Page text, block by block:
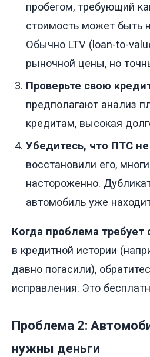
пробегом, требующий
стоимость может быть
Обычно LTV (loan-to-
рыночной цены, но
Проверьте свою
предполагают анализ
кредитам, высокая
Убедитесь, что ПТС
восстановили его,
настороженно.
автомобиль уже
Когда проблема требует
в кредитной истории
давно погасили),
исправления. Это
Проблема 2:
нужны деньги